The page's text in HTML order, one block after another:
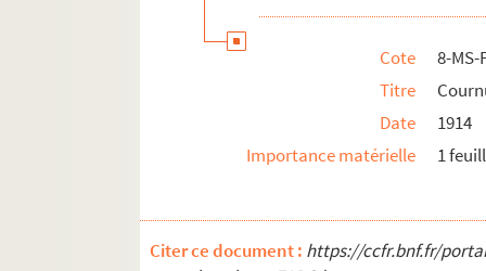
4-MS-FS-15-0684. Thomas, Albert
8-MS-FS-15-186. Vibert, Paul-Théodore
8-MS-FS-15-187. Vaysse, F.
8-MS-FS-15-188. Correspondant non
8-MS-FS-15-126. Julien dit Lacroix
Cote
8-MS-
Titre
Date
1914
Importance matérielle
1
Citer ce document : https://ccfr.bnf.fr/